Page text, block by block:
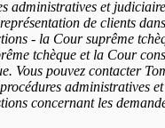
administratives et
de clients
- la Cour suprême
tchèque et la Cour
Vous pouvez contacter
administratives
concernant les